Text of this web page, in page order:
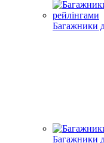
Багажники
Багажники